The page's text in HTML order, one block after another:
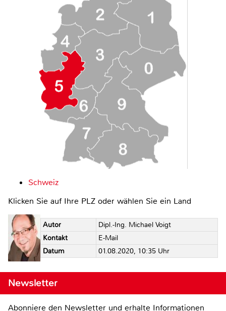
Schweiz
Klicken Sie auf Ihre PLZ oder wählen Sie ein Land
Autor
Dipl.-Ing. Michael Voigt
Kontakt
E-Mail
Datum
01.08.2020, 10:35 Uhr
Newsletter
Abonniere den Newsletter und erhalte Informationen